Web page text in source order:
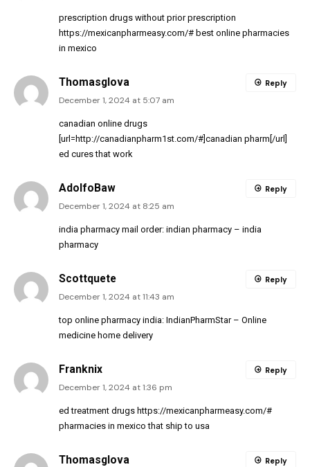
prescription drugs without prior prescription
https://mexicanpharmeasy.com/# best online pharmacies
in mexico
Thomasglova
December 1, 2024 at 5:07 am
canadian online drugs
[url=http://canadianpharm1st.com/#]canadian pharm[/url]
ed cures that work
Reply
AdolfoBaw
December 1, 2024 at 8:25 am
india pharmacy mail order: indian pharmacy – india
pharmacy
Reply
Scottquete
December 1, 2024 at 11:43 am
top online pharmacy india: IndianPharmStar– Online
medicine home delivery
Reply
Franknix
December 1, 2024 at 1:36 pm
ed treatment drugs https://mexicanpharmeasy.com/#
pharmacies in mexico that ship to usa
Reply
Thomasglova Reply